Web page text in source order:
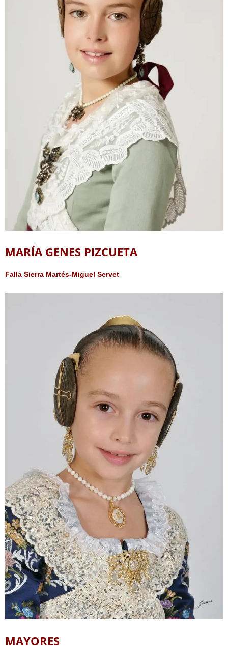
MARÍA GENES PIZCUETA
Falla Sierra Martés-Miguel Servet
MAYORES